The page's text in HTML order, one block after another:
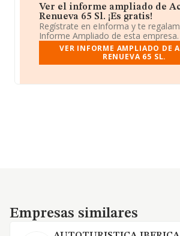
Ver el informe ampliado de
Renueva 65 Sl. ¡Es gratis!
Regístrate en eInforma y te
Informe Ampliado de esta empresa.
VER INFORME AMPLIADO DE
RENUEVA 65 SL.
Empresas similares
Empresas similares